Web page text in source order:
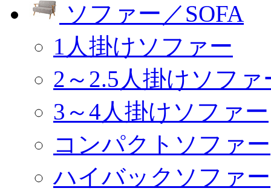
ソファー／SOFA
1人掛けソファー
2～2.5人掛けソファ
3～4人掛けソファー
コンパクトソファー
ハイバックソファー